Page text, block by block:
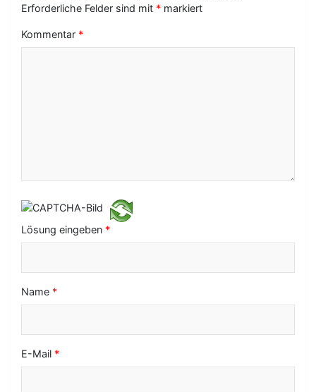
N
o
Erforderliche Felder sind mit * markiert
Kommentar *
Lösung eingeben *
Name *
E-Mail *